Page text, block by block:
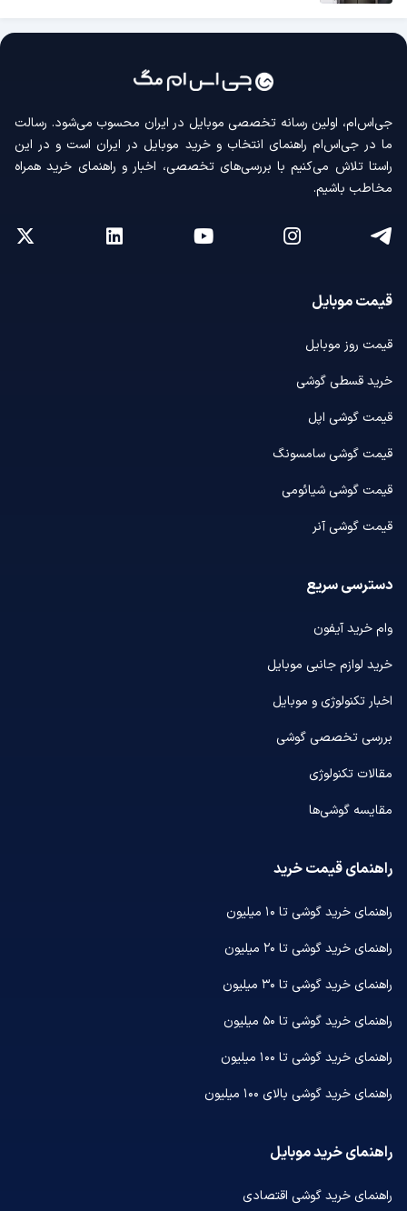
جی‌اس‌ام، اولین رسانه‌ تخصصی موبایل در ایران محسوب می‌شود. رسالت
ما در جی‌اس‌ام راهنمای انتخاب و خرید موبایل در ایران است و در این
راستا تلاش می‌کنیم با بررسی‌های تخصصی، اخبار و راهنمای خرید همراه
مخاطب باشیم.
قیمت موبایل
قیمت روز موبایل
خرید قسطی گوشی
قیمت گوشی اپل
قیمت گوشی سامسونگ
قیمت گوشی شیائومی
قیمت گوشی آنر
دسترسی سریع
وام خرید آیفون
خرید لوازم جانبی موبایل
اخبار تکنولوژی و موبایل
بررسی تخصصی گوشی
مقالات تکنولوژی
مقایسه گوشی‌ها
راهنمای قیمت خرید
راهنمای خرید گوشی تا ۱۰ میلیون
راهنمای خرید گوشی تا ۲۰ میلیون
راهنمای خرید گوشی تا ۳۰ میلیون
راهنمای خرید گوشی تا ۵۰ میلیون
راهنمای خرید گوشی تا ۱۰۰ میلیون
راهنمای خرید گوشی بالای ۱۰۰ میلیون
راهنمای خرید موبایل
راهنمای خرید گوشی اقتصادی